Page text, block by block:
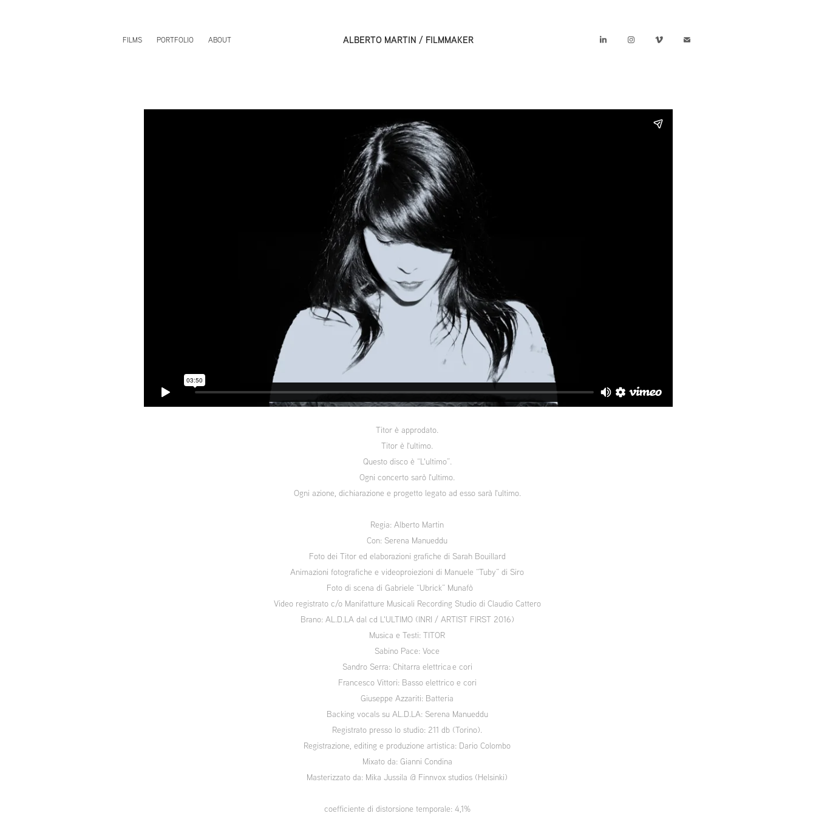
FILMS PORTFOLIO ABOUT ALBERTO MARTIN / FILMMAKER
Titor è approdato.
Titor è l'ultimo.
Questo disco è “L'ultimo”.
Ogni concerto sarò l'ultimo.
Ogni azione, dichiarazione e progetto legato ad esso sarà l'ultimo.
Regia: Alberto Martin
Con: Serena Manueddu
Foto dei Titor ed elaborazioni grafiche di Sarah Bouillard
Animazioni fotografiche e videoproiezioni di Manuele “Tuby” di Siro
Foto di scena di Gabriele “Ubrick” Munafò
Video registrato c/o Manifatture Musicali Recording Studio di Claudio Cattero
Brano: AL.D.LA dal cd L'ULTIMO (INRI / ARTIST FIRST 2016)
Musica e Testi: TITOR
Sabino Pace: Voce
Sandro Serra: Chitarra elettrica e cori
Francesco Vittori: Basso elettrico e cori
Giuseppe Azzariti: Batteria
Backing vocals su AL.D.LA: Serena Manueddu
Registrato presso lo studio: 211 db (Torino).
Registrazione, editing e produzione artistica: Dario Colombo
Mixato da: Gianni Condina
Masterizzato da: Mika Jussila @ Finnvox studios (Helsinki)
coefficiente di distorsione temporale: 4,1%